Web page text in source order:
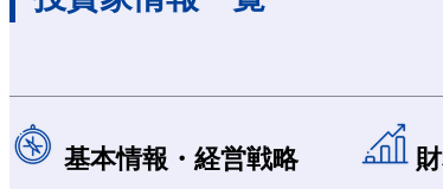
基本情報・経営戦略